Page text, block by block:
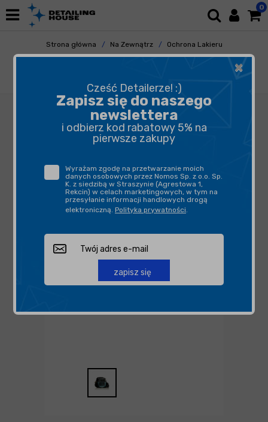
0
Strona główna Na Zewnątrz
Ochrona Lakieru
Woski
×
Cześć Detailerze! :)
Zapisz się do naszego
newslettera
i odbierz kod rabatowy 5% na
pierwsze zakupy
Wyrażam zgodę na przetwarzanie moich
danych osobowych przez Nomos Sp. z o.o. Sp.
K. z siedzibą w Straszynie (Agrestowa 1,
Rekcin) w celach marketingowych, w tym na
przesyłanie informacji handlowych drogą
elektroniczną. Polityka prywatności.
zapisz się